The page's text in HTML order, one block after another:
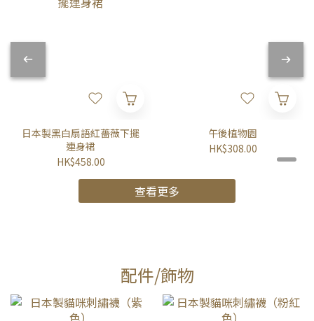
日本製黑白扇語紅薔薇下擺
連身裙
HK$458.00
午後植物園
HK$308.00
查看更多
配件/飾物